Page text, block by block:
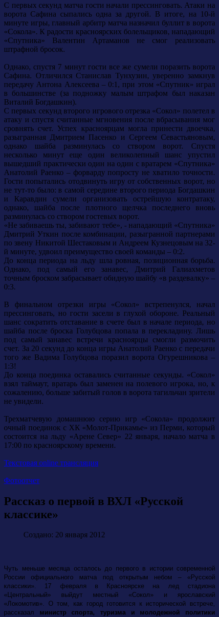
С первых секунд матча гости начали прессинговать. Атаки на
ворота Сафина сыпались одна за другой. В итоге, на 10-й
минуте игры, главный арбитр матча назначил буллит в ворота
«Сокола». К радости красноярских болельщиков, нападающий
«Спутника» Валентин Артаманов не смог реализовать
штрафной бросок.
Однако, спустя 7 минут гости все же сумели поразить ворота
Сафина. Отличился Станислав Тунхузин, уверенно замкнув
передачу Антона Алексеева – 0:1, при этом «Спутник» играл
в большинстве (за подножку малым штрафом был наказан
Виталий Богдашкин).
С первых секунд второго игрового отрезка «Сокол» полетел в
атаку и спустя считанные мгновения после вбрасывания мог
сровнять счет. Успех красноярцам могла принести двоечка,
разыгранная Дмитрием Пасенко и Сергеем Севастьяновым,
однако шайба разминулась со створом ворот. Спустя
несколько минут еще один великолепный шанс упустил
вышедший практически один на один с вратарем «Спутника»
Анатолий Раенко – форварду попросту не хватило точности.
Гости попытались отодвинуть игру от собственных ворот, но
не тут-то было: в самой середине второго периода Богдашкин
и Каравдин сумели организовать острейшую контратаку,
однако, шайба после плотного щелчка последнего вновь
разминулась со створом гостевых ворот.
«Не забиваешь ты, забивают тебе», - нападающий «Спутника»
Дмитрий Уткин после комбинации, разыгранной партнерами
по звену Никитой Шестаковым и Андреем Кузнецовым на 32-
й минуте, удвоил преимущество своей команды – 0:2.
До конца периода на льду шла ровная, позиционная борьба.
Однако, под самый его занавес, Дмитрий Галиахметов
точным броском забрасывает обидную шайбу «в раздевалку» –
0:3.
В финальном отрезки игры «Сокол» встрепенулся, начал
прессинговать, но гости засели в глухой обороне. Реальный
шанс сократить отставание в счете был в начале периода, но
шайба после броска Голубцова попала в перекладину. Лишь
под самый занавес встречи красноярцы смогли размочить
счет. За 20 секунд до конца игры Анатолий Раенко с передачи
того же Вадима Голубцова поразил ворота Огурешникова –
1:3!
До конца поединка оставались считанные секунды. «Сокол»
взял таймаут, вратарь был заменен на полевого игрока, но, к
сожалению, больше забитый голов в ворота тагильчан зрители
не увидели.
Трехматчевую домашнюю серию игр «Сокола» продолжит
очный поединок с ХК «Молот-Прикамье» из Перми, который
состоится на льду «Арене Север» 22 января, начало матча в
17:00 по красноярскому времени.
Текстовая online трансляция
Фотоотчет
Рассказ о первой в ВХЛ «Русской
классике»
Создано: 20 января 2012
Чуть меньше месяца осталось до первого в истории современной
России официального матча под открытым небом – «Русской
классики». 17 февраля в Красноярске на лед стадиона
«Центральный» выйдут местный «Сокол» и ярославский
«Локомотив». О том, как город готовится к исторической встрече,
рассказал министр спорта, туризма и молодежной политики